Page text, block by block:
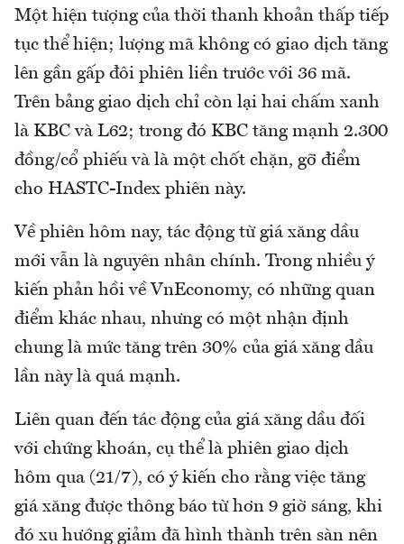
Một hiện tượng của thời thanh khoản thấp tiếp
tục thể hiện; lượng mã không có giao dịch tăng
lên gần gấp đôi phiên liền trước với 36 mã.
Trên bảng giao dịch chỉ còn lại hai chấm xanh
là KBC và L62; trong đó KBC tăng mạnh 2.300
đồng/cổ phiếu và là một chốt chặn, gỡ điểm
cho HASTC-Index phiên này.
Về phiên hôm nay, tác động từ giá xăng dầu
mới vẫn là nguyên nhân chính. Trong nhiều ý
kiến phản hồi về VnEconomy, có những quan
điểm khác nhau, nhưng có một nhận định
chung là mức tăng trên 30% của giá xăng dầu
lần này là quá mạnh.
Liên quan đến tác động của giá xăng dầu đối
với chứng khoán, cụ thể là phiên giao dịch
hôm qua (21/7), có ý kiến cho rằng việc tăng
giá xăng được thông báo từ hơn 9 giờ sáng, khi
đó xu hướng giảm đã hình thành trên sàn nên